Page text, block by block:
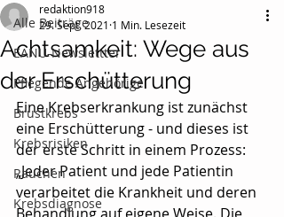
Alle Beiträge
EANU-Newslettter
Pflegende Angehörige
Brustkrebs
Krebsrisiken
Rauchen
Krebsdiagnose
Achtsamkeit: Wege aus
der Erschütterung
redaktion918
29. Sept. 2021 1 Min. Lesezeit
Eine Krebserkrankung ist zunächst
eine Erschütterung - und dieses ist
der erste Schritt in einem Prozess:
„Jeder Patient und jede Patientin
verarbeitet die Krankheit und deren